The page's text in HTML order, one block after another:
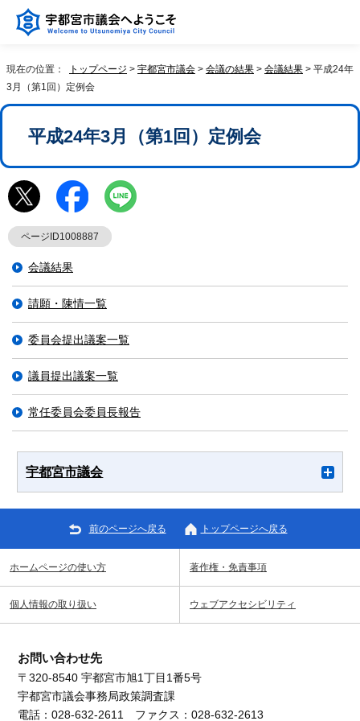
現在の位置： トップページ > 宇都宮市議会 > 会議の結果 > 会議結果 > 平成24年
3月（第1回）定例会
平成24年3月（第1回）定例会
ページID1008887
会議結果
請願・陳情一覧
委員会提出議案一覧
議員提出議案一覧
常任委員会委員長報告
宇都宮市議会
前のページへ戻る トップページへ戻る
ホームページの使い方 著作権・免責事項
個人情報の取り扱い ウェブアクセシビリティ
お問い合わせ先
〒320-8540 宇都宮市旭1丁目1番5号
宇都宮市議会事務局政策調査課
電話：028-632-2611 ファクス：028-632-2613